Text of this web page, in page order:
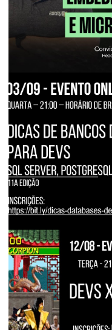
EVENTOS E PALESTRAS
[Live] -
Carreira, Power
Microsoft Fabric
05 de setembro de 2025
BANCO DE DADOS
[Live] - Canal
de Dados para
Novidades do
edição
03 de setembro de 2025